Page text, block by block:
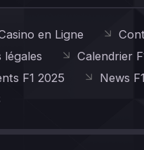
en Ligne
légales
Calendrier
F1 2025
News F1